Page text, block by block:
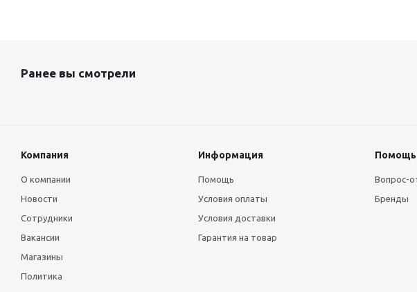
Ранее вы смотрели
Компания
О компании
Новости
Сотрудники
Вакансии
Магазины
Политика
Информация
Помощь
Условия оплаты
Условия доставки
Гарантия на товар
Помощь
Вопрос-
Бренды